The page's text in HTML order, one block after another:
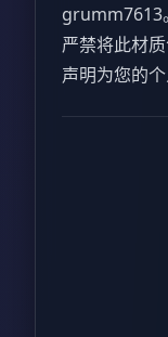
grumm7613。
严禁将此材
声明为您的个